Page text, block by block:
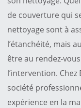
de couverture qui
nettoyage sont à
l’étanchéité, mais
être au rendez-
l’intervention.
société
expérience en la